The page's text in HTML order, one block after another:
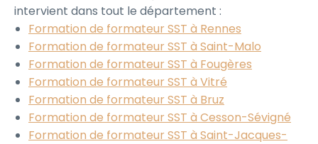
intervient dans tout le département :
Formation de formateur SST à Rennes
Formation de formateur SST à Saint-Malo
Formation de formateur SST à Fougères
Formation de formateur SST à Vitré
Formation de formateur SST à Bruz
Formation de formateur SST à Cesson-Sévigné
Formation de formateur SST à Saint-Jacques-